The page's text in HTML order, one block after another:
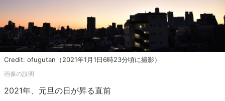
Credit: ofugutan（2021年1月1日6時23分頃に撮影）
2021年、元旦の日が昇る直前